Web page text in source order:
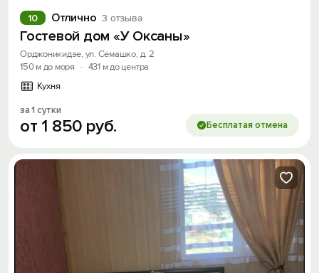
Отлично 3 отзыва
10
Гостевой дом «У Оксаны»
Орджоникидзе, ул. Семашко, д. 2
150 м до моря
· 431 м до центра
Кухня
за 1 сутки
от 1 850 руб. Бесплатая отмена